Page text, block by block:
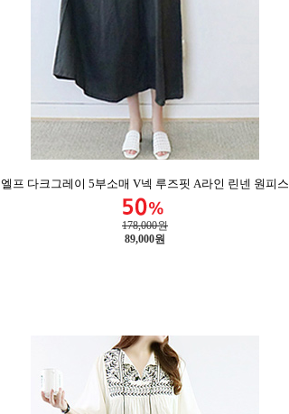
엘프 다크그레이 5부소매 V넥 루즈핏 A라인 린넨 원피스
178,000원
89,000원